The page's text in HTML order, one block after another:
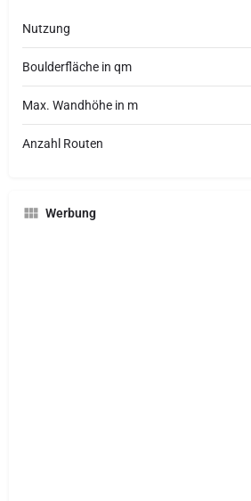
Nutzung
Boulderfläche in qm
Max. Wandhöhe in m
Anzahl Routen
Werbung